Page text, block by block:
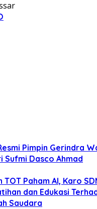
Pimpin Gerindra
Sufmi Dasco Ahmad
Paham AI, Karo
dan Edukasi
Saudara